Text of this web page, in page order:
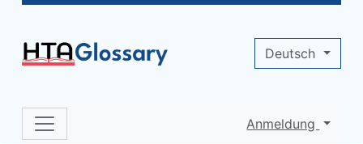
Site identity, navigation, etc.
Anmeldung
Deutsch